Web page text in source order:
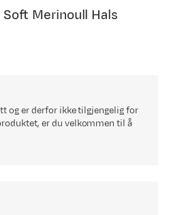
Merinoull Hals
og er derfor ikke tilgjengelig for
er du velkommen til å